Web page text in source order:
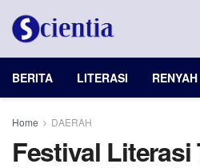
BERITA LITERASI RENYAH
Home DAERAH
Festival Literasi